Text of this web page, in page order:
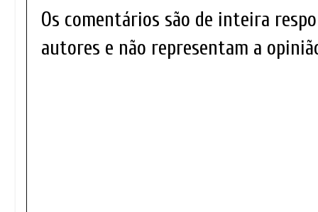
Os comentários são de inteira
autores e não representam a